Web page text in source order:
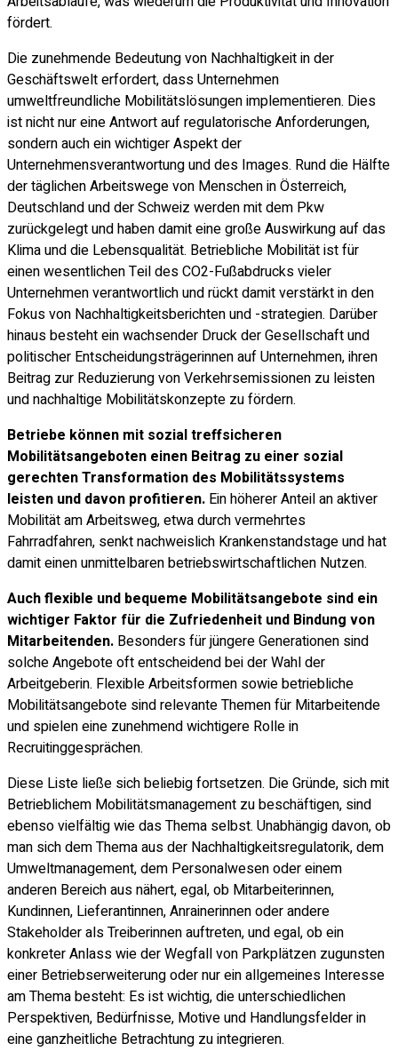
fördert.
Die zunehmende Bedeutung von Nachhaltigkeit in der
Geschäftswelt erfordert, dass Unternehmen
umweltfreundliche Mobilitätslösungen implementieren. Dies
ist nicht nur eine Antwort auf regulatorische Anforderungen,
sondern auch ein wichtiger Aspekt der
Unternehmensverantwortung und des Images. Rund die Hälfte
der täglichen Arbeitswege von Menschen in Österreich,
Deutschland und der Schweiz werden mit dem Pkw
zurückgelegt und haben damit eine große Auswirkung auf das
Klima und die Lebensqualität. Betriebliche Mobilität ist für
einen wesentlichen Teil des CO2-Fußabdrucks vieler
Unternehmen verantwortlich und rückt damit verstärkt in den
Fokus von Nachhaltigkeitsberichten und -strategien. Darüber
hinaus besteht ein wachsender Druck der Gesellschaft und
politischer Entscheidungsträgerinnen auf Unternehmen, ihren
Beitrag zur Reduzierung von Verkehrsemissionen zu leisten
und nachhaltige Mobilitätskonzepte zu fördern.
Betriebe können mit sozial treffsicheren
Mobilitätsangeboten einen Beitrag zu einer sozial
gerechten Transformation des Mobilitätssystems
leisten und davon profitieren. Ein höherer Anteil an aktiver
Mobilität am Arbeitsweg, etwa durch vermehrtes
Fahrradfahren, senkt nachweislich Krankenstandstage und hat
damit einen unmittelbaren betriebswirtschaftlichen Nutzen.
Auch flexible und bequeme Mobilitätsangebote sind ein
wichtiger Faktor für die Zufriedenheit und Bindung von
Mitarbeitenden. Besonders für jüngere Generationen sind
solche Angebote oft entscheidend bei der Wahl der
Arbeitgeberin. Flexible Arbeitsformen sowie betriebliche
Mobilitätsangebote sind relevante Themen für Mitarbeitende
und spielen eine zunehmend wichtigere Rolle in
Recruitinggesprächen.
Diese Liste ließe sich beliebig fortsetzen. Die Gründe, sich mit
Betrieblichem Mobilitätsmanagement zu beschäftigen, sind
ebenso vielfältig wie das Thema selbst. Unabhängig davon, ob
man sich dem Thema aus der Nachhaltigkeitsregulatorik, dem
Umweltmanagement, dem Personalwesen oder einem
anderen Bereich aus nähert, egal, ob Mitarbeiterinnen,
Kundinnen, Lieferantinnen, Anrainerinnen oder andere
Stakeholder als Treiberinnen auftreten, und egal, ob ein
konkreter Anlass wie der Wegfall von Parkplätzen zugunsten
einer Betriebserweiterung oder nur ein allgemeines Interesse
am Thema besteht: Es ist wichtig, die unterschiedlichen
Perspektiven, Bedürfnisse, Motive und Handlungsfelder in
eine ganzheitliche Betrachtung zu integrieren.